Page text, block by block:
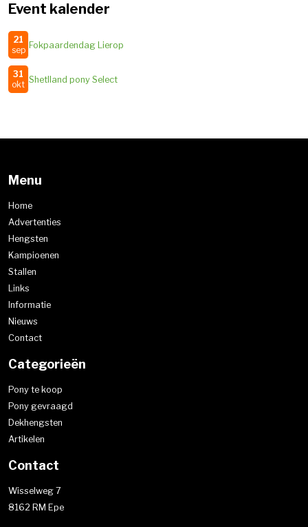
Event kalender
21
sep Fokpaardendag Lierop
31
okt Shetlland pony Select
Menu
Home
Advertenties
Hengsten
Kampioenen
Stallen
Links
Informatie
Nieuws
Contact
Categorieën
Pony te koop
Pony gevraagd
Dekhengsten
Artikelen
Contact
Wisselweg 7
8162 RM Epe